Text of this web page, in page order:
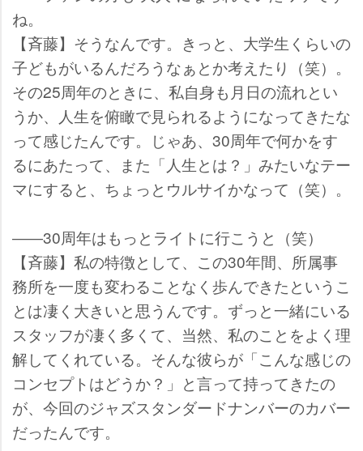
ね。
【斉藤】そうなんです。きっと、大学生くらいの
子どもがいるんだろうなぁとか考えたり（笑）。
その25周年のときに、私自身も月日の流れとい
うか、人生を俯瞰で見られるようになってきたな
って感じたんです。じゃあ、30周年で何かをす
るにあたって、また「人生とは？」みたいなテー
マにすると、ちょっとウルサイかなって（笑）。
――30周年はもっとライトに行こうと（笑）
【斉藤】私の特徴として、この30年間、所属事
務所を一度も変わることなく歩んできたというこ
とは凄く大きいと思うんです。ずっと一緒にいる
スタッフが凄く多くて、当然、私のことをよく理
解してくれている。そんな彼らが「こんな感じの
コンセプトはどうか？」と言って持ってきたの
が、今回のジャズスタンダードナンバーのカバー
だったんです。